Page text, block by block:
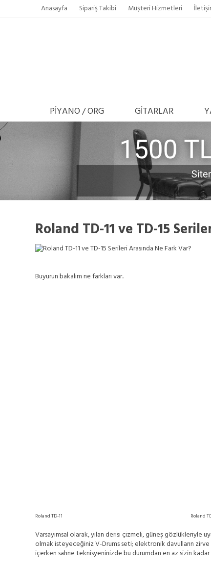
Anasayfa Sipariş Takibi Müşteri Hizmetleri
PİYANO / ORG GİTARLAR
Roland TD-11 ve TD-15
Buyurun bakalım ne farkları var..
Roland TD-11 Roland
Varsayımsal olarak, yılan derisi çizmeli, güneş gözlükleriyle
olmak isteyeceğiniz V-Drums seti; elektronik davulların zirve
içerken sahne teknisyeninizde bu durumdan en az sizin